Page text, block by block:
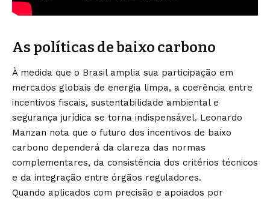
As políticas de baixo carbono
À medida que o Brasil amplia sua participação em
mercados globais de energia limpa, a coerência entre
incentivos fiscais, sustentabilidade ambiental e
segurança jurídica se torna indispensável. Leonardo
Manzan nota que o futuro dos incentivos de baixo
carbono dependerá da clareza das normas
complementares, da consistência dos critérios técnicos
e da integração entre órgãos reguladores.
Quando aplicados com precisão e apoiados por